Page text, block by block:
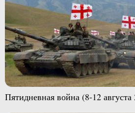
Пятидневная война (8-12 августа